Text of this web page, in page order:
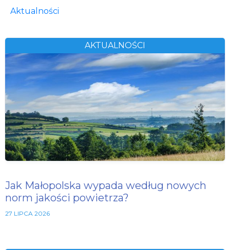
Aktualności
AKTUALNOŚCI
Jak Małopolska wypada według nowych
norm jakości powietrza?
27 LIPCA 2026